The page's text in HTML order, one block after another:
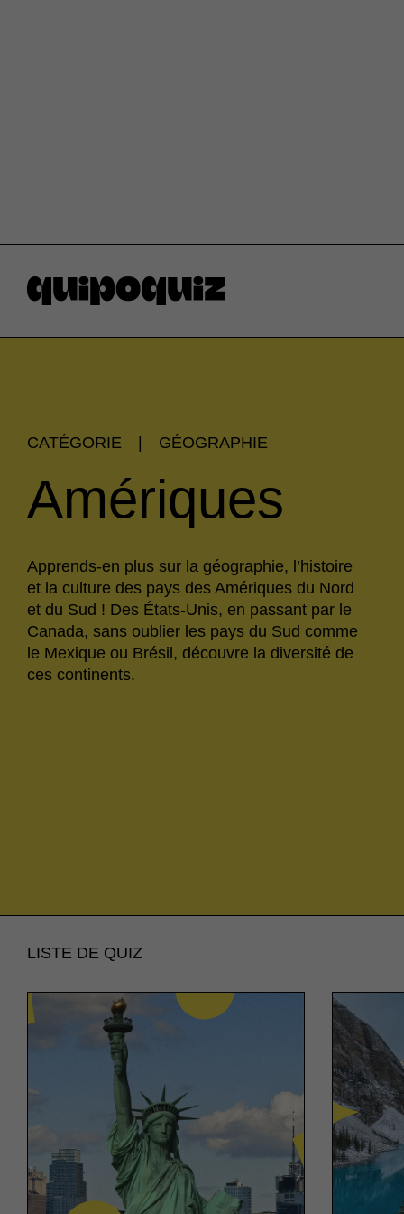
CATÉGORIE GÉOGRAPHIE
Amériques
Apprends-en plus sur la géographie, l’histoire
et la culture des pays des Amériques du Nord
et du Sud ! Des États-Unis, en passant par le
Canada, sans oublier les pays du Sud comme
le Mexique ou Brésil, découvre la diversité de
ces continents.
LISTE DE QUIZ